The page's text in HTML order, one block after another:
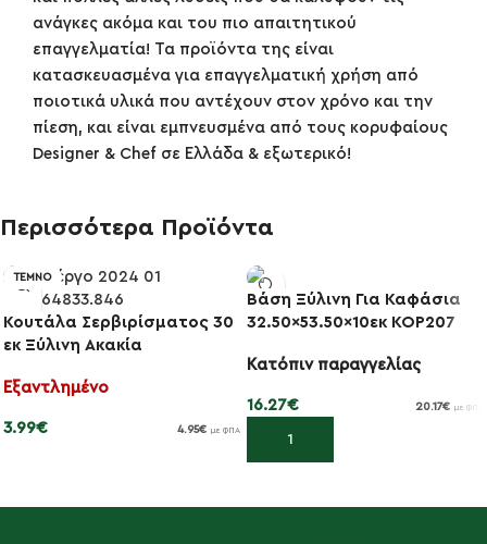
ανάγκες ακόμα και του πιο απαιτητικού
επαγγελματία! Τα προϊόντα της είναι
κατασκευασμένα για επαγγελματική χρήση από
ποιοτικά υλικά που αντέχουν στον χρόνο και την
πίεση, και είναι εμπνευσμένα από τους κορυφαίους
Designer & Chef σε Ελλάδα & εξωτερικό!
Περισσότερα Προϊόντα
ΤΕΜΝΟ
Κουτάλα Σερβιρίσματος 30
εκ Ξύλινη Ακακία
Εξαντλημένο
3.99€ 4.95€ με ΦΠΑ
Βάση Ξύλινη Για Καφάσια
32.50×53.50×10εκ KOP207
Κατόπιν παραγγελίας
16.27€ 20.17€ με ΦΠΑ
Προσθήκη στο καλάθι